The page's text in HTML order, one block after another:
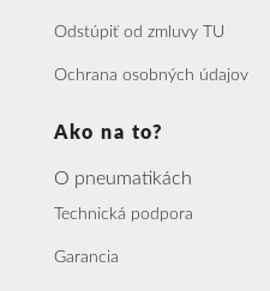
Odstúpiť od zmluvy TU
Ochrana osobných údajov
Ako na to?
O pneumatikách
Technická podpora
Garancia